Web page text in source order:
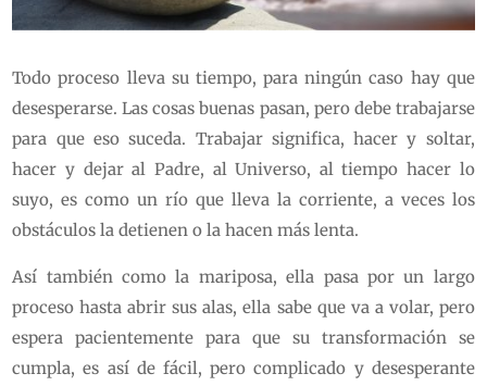
Todo proceso lleva su tiempo, para ningún caso hay que
desesperarse. Las cosas buenas pasan, pero debe trabajarse
para que eso suceda. Trabajar significa, hacer y soltar,
hacer y dejar al Padre, al Universo, al tiempo hacer lo
suyo, es como un río que lleva la corriente, a veces los
obstáculos la detienen o la hacen más lenta.
Así también como la mariposa, ella pasa por un largo
proceso hasta abrir sus alas, ella sabe que va a volar, pero
espera pacientemente para que su transformación se
cumpla, es así de fácil, pero complicado y desesperante